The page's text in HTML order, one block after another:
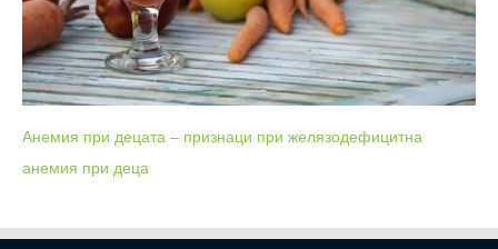
Анемия при децата – признаци при желязодефицитна
анемия при деца